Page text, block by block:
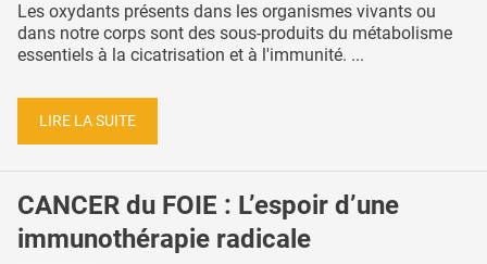
Les oxydants présents dans les organismes vivants ou
dans notre corps sont des sous-produits du métabolisme
essentiels à la cicatrisation et à l'immunité. ...
LIRE LA SUITE
CANCER du FOIE : L’espoir d’une
immunothérapie radicale